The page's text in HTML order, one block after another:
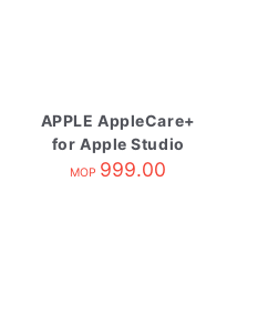
APPLE AppleCare+
for Apple Studio
Display
MOP 999.00